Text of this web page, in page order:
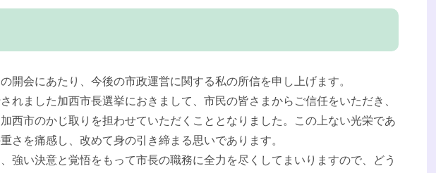
開会にあたり、今後の市政運営に関する私の所信を申し上げます。
れました加西市長選挙におきまして、市民の皆さまからご信任をいただき、
西市のかじ取りを担わせていただくこととなりました。この上ない光栄であ
さを痛感し、改めて身の引き締まる思いであります。
強い決意と覚悟をもって市長の職務に全力を尽くしてまいりますので、どう